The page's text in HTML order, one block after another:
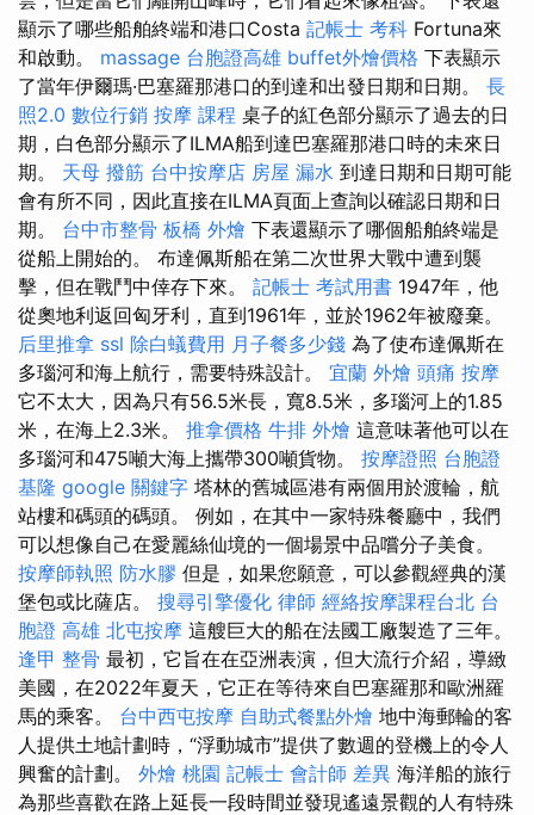
顯示了哪些船舶終端和港口Costa 記帳士 考科 Fortuna來
和啟動。 massage 台胞證高雄 buffet外燴價格 下表顯示
了當年伊爾瑪·巴塞羅那港口的到達和出發日期和日期。 長
照2.0 數位行銷 按摩 課程 桌子的紅色部分顯示了過去的日
期，白色部分顯示了ILMA船到達巴塞羅那港口時的未來日
期。 天母 撥筋 台中按摩店 房屋 漏水 到達日期和日期可能
會有所不同，因此直接在ILMA頁面上查詢以確認日期和日
期。 台中市整骨 板橋 外燴 下表還顯示了哪個船舶終端是
從船上開始的。 布達佩斯船在第二次世界大戰中遭到襲
擊，但在戰鬥中倖存下來。 記帳士 考試用書 1947年，他
從奧地利返回匈牙利，直到1961年，並於1962年被廢棄。
后里推拿 ssl 除白蟻費用 月子餐多少錢 為了使布達佩斯在
多瑙河和海上航行，需要特殊設計。 宜蘭 外燴 頭痛 按摩
它不太大，因為只有56.5米長，寬8.5米，多瑙河上的1.85
米，在海上2.3米。 推拿價格 牛排 外燴 這意味著他可以在
多瑙河和475噸大海上攜帶300噸貨物。 按摩證照 台胞證
基隆 google 關鍵字 塔林的舊城區港有兩個用於渡輪，航
站樓和碼頭的碼頭。 例如，在其中一家特殊餐廳中，我們
可以想像自己在愛麗絲仙境的一個場景中品嚐分子美食。
按摩師執照 防水膠 但是，如果您願意，可以參觀經典的漢
堡包或比薩店。 搜尋引擎優化 律師 經絡按摩課程台北 台
胞證 高雄 北屯按摩 這艘巨大的船在法國工廠製造了三年。
逢甲 整骨 最初，它旨在在亞洲表演，但大流行介紹，導緻
美國，在2022年夏天，它正在等待來自巴塞羅那和歐洲羅
馬的乘客。 台中西屯按摩 自助式餐點外燴 地中海郵輪的客
人提供土地計劃時，“浮動城市”提供了數週的登機上的令人
興奮的計劃。 外燴 桃園 記帳士 會計師 差異 海洋船的旅行
為那些喜歡在路上延長一段時間並發現遙遠景觀的人有特殊